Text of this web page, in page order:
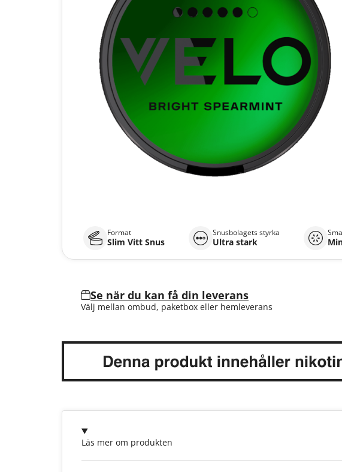
Format
Slim Vitt Snus
Snusbolagets styrka
Ultra stark
Se när du kan få din leverans
Välj mellan ombud, paketbox eller hemleverans
Läs mer om produkten